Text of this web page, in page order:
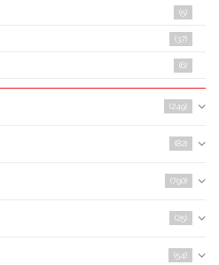
(5)
(37)
(6)
(249)
(82)
(790)
(25)
(54)